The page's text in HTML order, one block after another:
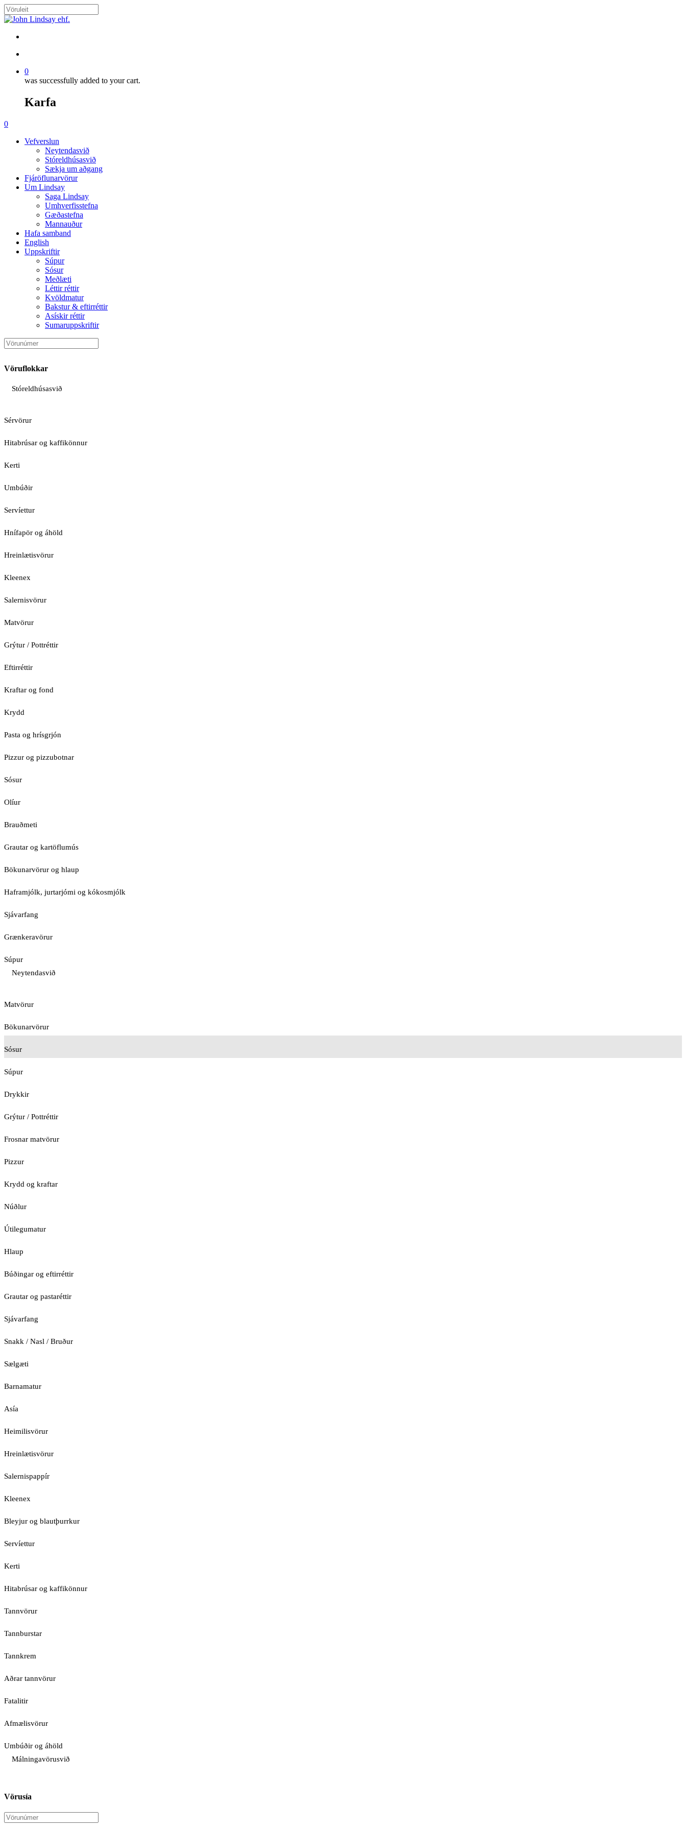
Skip
to
content
Close
0
was successfully added to your cart.
Karfa
Menu
search
account
0
Vefverslun
Neytendasvið
Stóreldhúsasvið
Sækja um aðgang
Fjáröflunarvörur
Um Lindsay
Saga Lindsay
Umhverfisstefna
Gæðastefna
Mannauður
Hafa samband
English
Uppskriftir
Súpur
Sósur
Meðlæti
Léttir réttir
Kvöldmatur
Bakstur & eftirréttir
Asískir réttir
Sumaruppskriftir
Vöruflokkar
Stóreldhúsasvið
Sérvörur
Hitabrúsar og kaffikönnur
Kerti
Umbúðir
Servíettur
Hnífapör og áhöld
Hreinlætisvörur
Kleenex
Salernisvörur
Matvörur
Grýtur / Pottréttir
Eftirréttir
Kraftar og fond
Krydd
Pasta og hrísgrjón
Pizzur og pizzubotnar
Sósur
Olíur
Brauðmeti
Grautar og kartöflumús
Bökunarvörur og hlaup
Haframjólk, jurtarjómi og kókosmjólk
Sjávarfang
Grænkeravörur
Súpur
Neytendasvið
Matvörur
Bökunarvörur
Sósur
Súpur
Drykkir
Grýtur / Pottréttir
Frosnar matvörur
Pizzur
Krydd og kraftar
Núðlur
Útilegumatur
Hlaup
Búðingar og eftirréttir
Grautar og pastaréttir
Sjávarfang
Snakk / Nasl / Bruður
Sælgæti
Barnamatur
Asía
Heimilisvörur
Hreinlætisvörur
Salernispappír
Kleenex
Bleyjur og blautþurrkur
Servíettur
Kerti
Hitabrúsar og kaffikönnur
Tannvörur
Tannburstar
Tannkrem
Aðrar tannvörur
Fatalitir
Afmælisvörur
Umbúðir og áhöld
Málningavörusvið
Vörusía